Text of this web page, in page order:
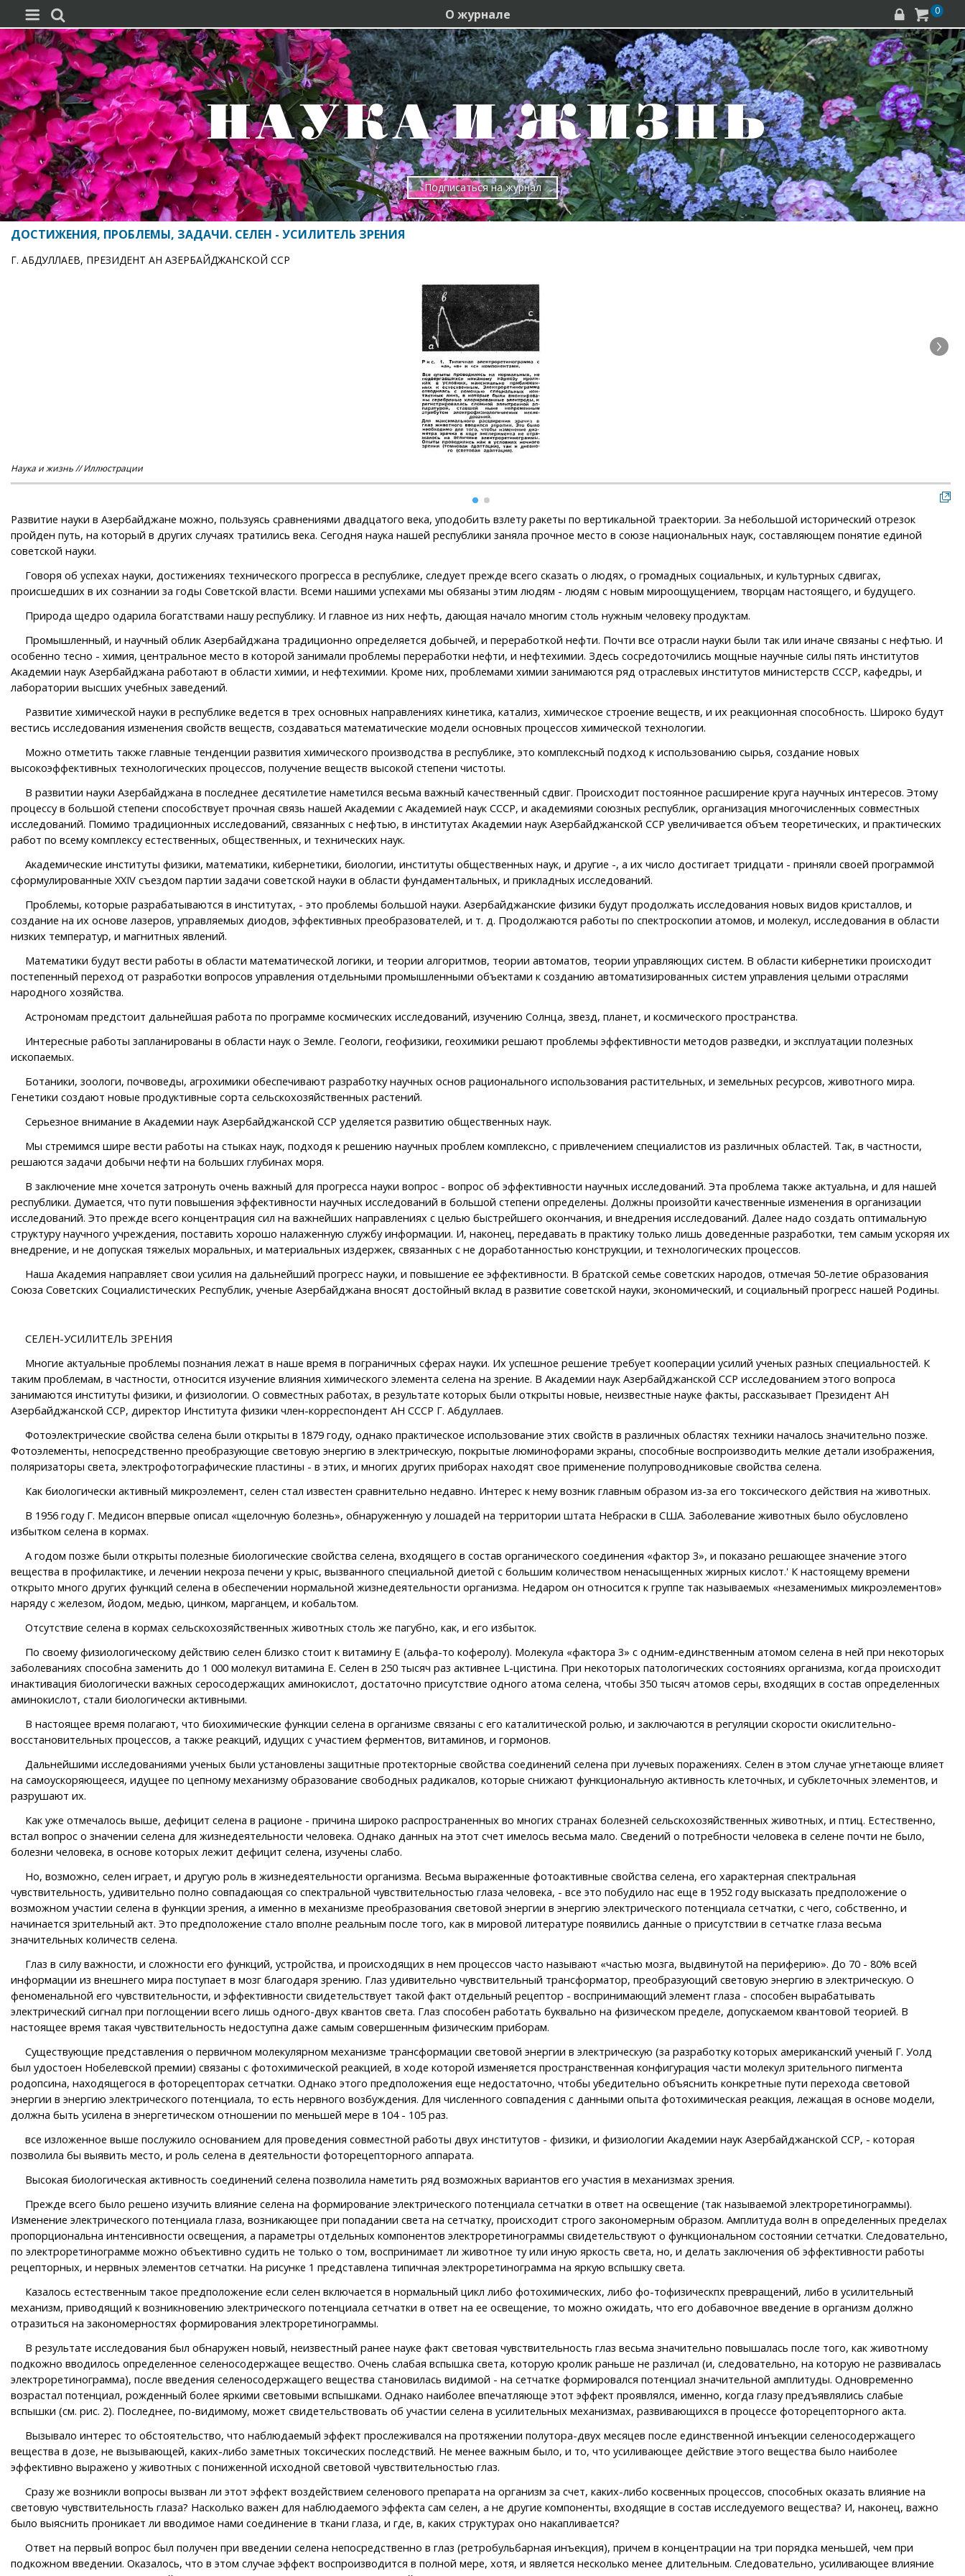
  О журнале   0
Подписаться на журнал
ДОСТИЖЕНИЯ, ПРОБЛЕМЫ, ЗАДАЧИ. СЕЛЕН - УСИЛИТЕЛЬ ЗРЕНИЯ
Г. АБДУЛЛАЕВ, ПРЕЗИДЕНТ АН АЗЕРБАЙДЖАНСКОЙ ССР
Наука и жизнь // Иллюстрации
Развитие науки в Азербайджане можно, пользуясь сравнениями двадцатого века, уподобить взлету ракеты по вертикальной траектории. За небольшой исторический отрезок
пройден путь, на который в других случаях тратились века. Сегодня наука нашей республики заняла прочное место в союзе национальных наук, составляющем понятие единой
советской науки.
Говоря об успехах науки, достижениях технического прогресса в республике, следует прежде всего сказать о людях, о громадных социальных, и культурных сдвигах,
происшедших в их сознании за годы Советской власти. Всеми нашими успехами мы обязаны этим людям - людям с новым мироощущением, творцам настоящего, и будущего.
Природа щедро одарила богатствами нашу республику. И главное из них нефть, дающая начало многим столь нужным человеку продуктам.
Промышленный, и научный облик Азербайджана традиционно определяется добычей, и переработкой нефти. Почти все отрасли науки были так или иначе связаны с нефтью. И
особенно тесно - химия, центральное место в которой занимали проблемы переработки нефти, и нефтехимии. Здесь сосредоточились мощные научные силы пять институтов
Академии наук Азербайджана работают в области химии, и нефтехимии. Кроме них, проблемами химии занимаются ряд отраслевых институтов министерств СССР, кафедры, и
лаборатории высших учебных заведений.
Развитие химической науки в республике ведется в трех основных направлениях кинетика, катализ, химическое строение веществ, и их реакционная способность. Широко будут
вестись исследования изменения свойств веществ, создаваться математические модели основных процессов химической технологии.
Можно отметить также главные тенденции развития химического производства в республике, это комплексный подход к использованию сырья, создание новых
высокоэффективных технологических процессов, получение веществ высокой степени чистоты.
В развитии науки Азербайджана в последнее десятилетие наметился весьма важный качественный сдвиг. Происходит постоянное расширение круга научных интересов. Этому
процессу в большой степени способствует прочная связь нашей Академии с Академией наук СССР, и академиями союзных республик, организация многочисленных совместных
исследований. Помимо традиционных исследований, связанных с нефтью, в институтах Академии наук Азербайджанской ССР увеличивается объем теоретических, и практических
работ по всему комплексу естественных, общественных, и технических наук.
Академические институты физики, математики, кибернетики, биологии, институты общественных наук, и другие -, а их число достигает тридцати - приняли своей программой
сформулированные XXIV съездом партии задачи советской науки в области фундаментальных, и прикладных исследований.
Проблемы, которые разрабатываются в институтах, - это проблемы большой науки. Азербайджанские физики будут продолжать исследования новых видов кристаллов, и
создание на их основе лазеров, управляемых диодов, эффективных преобразователей, и т. д. Продолжаются работы по спектроскопии атомов, и молекул, исследования в области
низких температур, и магнитных явлений.
Математики будут вести работы в области математической логики, и теории алгоритмов, теории автоматов, теории управляющих систем. В области кибернетики происходит
постепенный переход от разработки вопросов управления отдельными промышленными объектами к созданию автоматизированных систем управления целыми отраслями
народного хозяйства.
Астрономам предстоит дальнейшая работа по программе космических исследований, изучению Солнца, звезд, планет, и космического пространства.
Интересные работы запланированы в области наук о Земле. Геологи, геофизики, геохимики решают проблемы эффективности методов разведки, и эксплуатации полезных
ископаемых.
Ботаники, зоологи, почвоведы, агрохимики обеспечивают разработку научных основ рационального использования растительных, и земельных ресурсов, животного мира.
Генетики создают новые продуктивные сорта сельскохозяйственных растений.
Серьезное внимание в Академии наук Азербайджанской ССР уделяется развитию общественных наук.
Мы стремимся шире вести работы на стыках наук, подходя к решению научных проблем комплексно, с привлечением специалистов из различных областей. Так, в частности,
решаются задачи добычи нефти на больших глубинах моря.
В заключение мне хочется затронуть очень важный для прогресса науки вопрос - вопрос об эффективности научных исследований. Эта проблема также актуальна, и для нашей
республики. Думается, что пути повышения эффективности научных исследований в большой степени определены. Должны произойти качественные изменения в организации
исследований. Это прежде всего концентрация сил на важнейших направлениях с целью быстрейшего окончания, и внедрения исследований. Далее надо создать оптимальную
структуру научного учреждения, поставить хорошо налаженную службу информации. И, наконец, передавать в практику только лишь доведенные разработки, тем самым ускоряя их
внедрение, и не допуская тяжелых моральных, и материальных издержек, связанных с не доработанностью конструкции, и технологических процессов.
Наша Академия направляет свои усилия на дальнейший прогресс науки, и повышение ее эффективности. В братской семье советских народов, отмечая 50-летие образования
Союза Советских Социалистических Республик, ученые Азербайджана вносят достойный вклад в развитие советской науки, экономический, и социальный прогресс нашей Родины.
СЕЛЕН-УСИЛИТЕЛЬ ЗРЕНИЯ
Многие актуальные проблемы познания лежат в наше время в пограничных сферах науки. Их успешное решение требует кооперации усилий ученых разных специальностей. К
таким проблемам, в частности, относится изучение влияния химического элемента селена на зрение. В Академии наук Азербайджанской ССР исследованием этого вопроса
занимаются институты физики, и физиологии. О совместных работах, в результате которых были открыты новые, неизвестные науке факты, рассказывает Президент АН
Азербайджанской ССР, директор Института физики член-корреспондент АН СССР Г. Абдуллаев.
Фотоэлектрические свойства селена были открыты в 1879 году, однако практическое использование этих свойств в различных областях техники началось значительно позже.
Фотоэлементы, непосредственно преобразующие световую энергию в электрическую, покрытые люминофорами экраны, способные воспроизводить мелкие детали изображения,
поляризаторы света, электрофотографические пластины - в этих, и многих других приборах находят свое применение полупроводниковые свойства селена.
Как биологически активный микроэлемент, селен стал известен сравнительно недавно. Интерес к нему возник главным образом из-за его токсического действия на животных.
В 1956 году Г. Медисон впервые описал «щелочную болезнь», обнаруженную у лошадей на территории штата Небраски в США. Заболевание животных было обусловлено
избытком селена в кормах.
А годом позже были открыты полезные биологические свойства селена, входящего в состав органического соединения «фактор 3», и показано решающее значение этого
вещества в профилактике, и лечении некроза печени у крыс, вызванного специальной диетой с большим количеством ненасыщенных жирных кислот.' К настоящему времени
открыто много других функций селена в обеспечении нормальной жизнедеятельности организма. Недаром он относится к группе так называемых «незаменимых микроэлементов»
наряду с железом, йодом, медью, цинком, марганцем, и кобальтом.
Отсутствие селена в кормах сельскохозяйственных животных столь же пагубно, как, и его избыток.
По своему физиологическому действию селен близко стоит к витамину Е (альфа-то коферолу). Молекула «фактора 3» с одним-единственным атомом селена в ней при некоторых
заболеваниях способна заменить до 1 000 молекул витамина Е. Селен в 250 тысяч раз активнее L-цистина. При некоторых патологических состояниях организма, когда происходит
инактивация биологически важных серосодержащих аминокислот, достаточно присутствие одного атома селена, чтобы 350 тысяч атомов серы, входящих в состав определенных
аминокислот, стали биологически активными.
В настоящее время полагают, что биохимические функции селена в организме связаны с его каталитической ролью, и заключаются в регуляции скорости окислительно-
восстановительных процессов, а также реакций, идущих с участием ферментов, витаминов, и гормонов.
Дальнейшими исследованиями ученых были установлены защитные протекторные свойства соединений селена при лучевых поражениях. Селен в этом случае угнетающе влияет
на самоускоряющееся, идущее по цепному механизму образование свободных радикалов, которые снижают функциональную активность клеточных, и субклеточных элементов, и
разрушают их.
Как уже отмечалось выше, дефицит селена в рационе - причина широко распространенных во многих странах болезней сельскохозяйственных животных, и птиц. Естественно,
встал вопрос о значении селена для жизнедеятельности человека. Однако данных на этот счет имелось весьма мало. Сведений о потребности человека в селене почти не было,
болезни человека, в основе которых лежит дефицит селена, изучены слабо.
Но, возможно, селен играет, и другую роль в жизнедеятельности организма. Весьма выраженные фотоактивные свойства селена, его характерная спектральная
чувствительность, удивительно полно совпадающая со спектральной чувствительностью глаза человека, - все это побудило нас еще в 1952 году высказать предположение о
возможном участии селена в функции зрения, а именно в механизме преобразования световой энергии в энергию электрического потенциала сетчатки, с чего, собственно, и
начинается зрительный акт. Это предположение стало вполне реальным после того, как в мировой литературе появились данные о присутствии в сетчатке глаза весьма
значительных количеств селена.
Глаз в силу важности, и сложности его функций, устройства, и происходящих в нем процессов часто называют «частью мозга, выдвинутой на периферию». До 70 - 80% всей
информации из внешнего мира поступает в мозг благодаря зрению. Глаз удивительно чувствительный трансформатор, преобразующий световую энергию в электрическую. О
феноменальной его чувствительности, и эффективности свидетельствует такой факт отдельный рецептор - воспринимающий элемент глаза - способен вырабатывать
электрический сигнал при поглощении всего лишь одного-двух квантов света. Глаз способен работать буквально на физическом пределе, допускаемом квантовой теорией. В
настоящее время такая чувствительность недоступна даже самым совершенным физическим приборам.
Существующие представления о первичном молекулярном механизме трансформации световой энергии в электрическую (за разработку которых американский ученый Г. Уолд
был удостоен Нобелевской премии) связаны с фотохимической реакцией, в ходе которой изменяется пространственная конфигурация части молекул зрительного пигмента
родопсина, находящегося в фоторецепторах сетчатки. Однако этого предположения еще недостаточно, чтобы убедительно объяснить конкретные пути перехода световой
энергии в энергию электрического потенциала, то есть нервного возбуждения. Для численного совпадения с данными опыта фотохимическая реакция, лежащая в основе модели,
должна быть усилена в энергетическом отношении по меньшей мере в 104 - 105 раз.
все изложенное выше послужило основанием для проведения совместной работы двух институтов - физики, и физиологии Академии наук Азербайджанской ССР, - которая
позволила бы выявить место, и роль селена в деятельности фоторецепторного аппарата.
Высокая биологическая активность соединений селена позволила наметить ряд возможных вариантов его участия в механизмах зрения.
Прежде всего было решено изучить влияние селена на формирование электрического потенциала сетчатки в ответ на освещение (так называемой электроретинограммы).
Изменение электрического потенциала глаза, возникающее при попадании света на сетчатку, происходит строго закономерным образом. Амплитуда волн в определенных пределах
пропорциональна интенсивности освещения, а параметры отдельных компонентов электроретинограммы свидетельствуют о функциональном состоянии сетчатки. Следовательно,
по электроретинограмме можно объективно судить не только о том, воспринимает ли животное ту или иную яркость света, но, и делать заключения об эффективности работы
рецепторных, и нервных элементов сетчатки. На рисунке 1 представлена типичная электроретинограмма на яркую вспышку света.
Казалось естественным такое предположение если селен включается в нормальный цикл либо фотохимических, либо фо-тофизическпх превращений, либо в усилительный
механизм, приводящий к возникновению электрического потенциала сетчатки в ответ на ее освещение, то можно ожидать, что его добавочное введение в организм должно
отразиться на закономерностях формирования электроретинограммы.
В результате исследования был обнаружен новый, неизвестный ранее науке факт световая чувствительность глаз весьма значительно повышалась после того, как животному
подкожно вводилось определенное селеносодержащее вещество. Очень слабая вспышка света, которую кролик раньше не различал (и, следовательно, на которую не развивалась
электроретинограмма), после введения селеносодержащего вещества становилась видимой - на сетчатке формировался потенциал значительной амплитуды. Одновременно
возрастал потенциал, рожденный более яркими световыми вспышками. Однако наиболее впечатляюще этот эффект проявлялся, именно, когда глазу предъявлялись слабые
вспышки (см. рис. 2). Последнее, по-видимому, может свидетельствовать об участии селена в усилительных механизмах, развивающихся в процессе фоторецепторного акта.
Вызывало интерес то обстоятельство, что наблюдаемый эффект прослеживался на протяжении полутора-двух месяцев после единственной инъекции селеносодержащего
вещества в дозе, не вызывающей, каких-либо заметных токсических последствий. Не менее важным было, и то, что усиливающее действие этого вещества было наиболее
эффективно выражено у животных с пониженной исходной световой чувствительностью глаз.
Сразу же возникли вопросы вызван ли этот эффект воздействием селенового препарата на организм за счет, каких-либо косвенных процессов, способных оказать влияние на
световую чувствительность глаза? Насколько важен для наблюдаемого эффекта сам селен, а не другие компоненты, входящие в состав исследуемого вещества? И, наконец, важно
было выяснить проникает ли вводимое нами соединение в ткани глаза, и где, в, каких структурах оно накапливается?
Ответ на первый вопрос был получен при введении селена непосредственно в глаз (ретробульбарная инъекция), причем в концентрации на три порядка меньшей, чем при
подкожном введении. Оказалось, что в этом случае эффект воспроизводится в полной мере, хотя, и является несколько менее длительным. Следовательно, усиливающее влияние